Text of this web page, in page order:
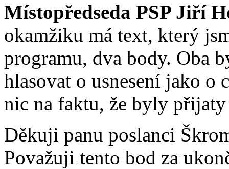
Místopředseda PSP Jiří
okamžiku má text, který
programu, dva body. Oba
hlasovat o usnesení jako o
nic na faktu, že byly
Děkuji panu poslanci
Považuji tento bod za